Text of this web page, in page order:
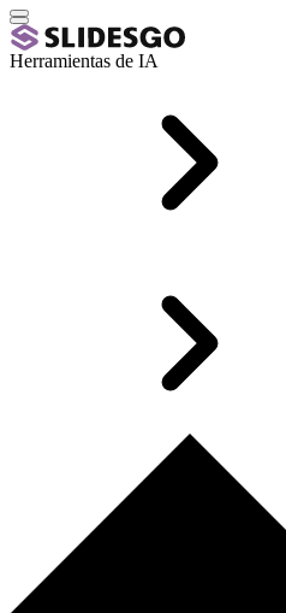
Herramientas de IA